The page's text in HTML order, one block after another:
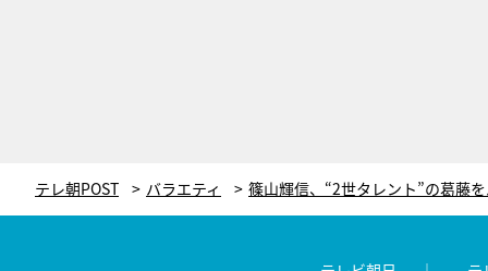
テレ朝POST バラエティ